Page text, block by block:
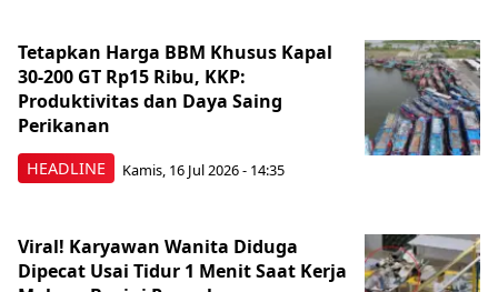
HEADLINE
Tetapkan Harga BBM Khusus Kapal
30-200 GT Rp15 Ribu, KKP:
Produktivitas dan Daya Saing
Perikanan
Kamis, 16 Jul 2026 - 14:35
Viral! Karyawan Wanita Diduga
Dipecat Usai Tidur 1 Menit Saat Kerja